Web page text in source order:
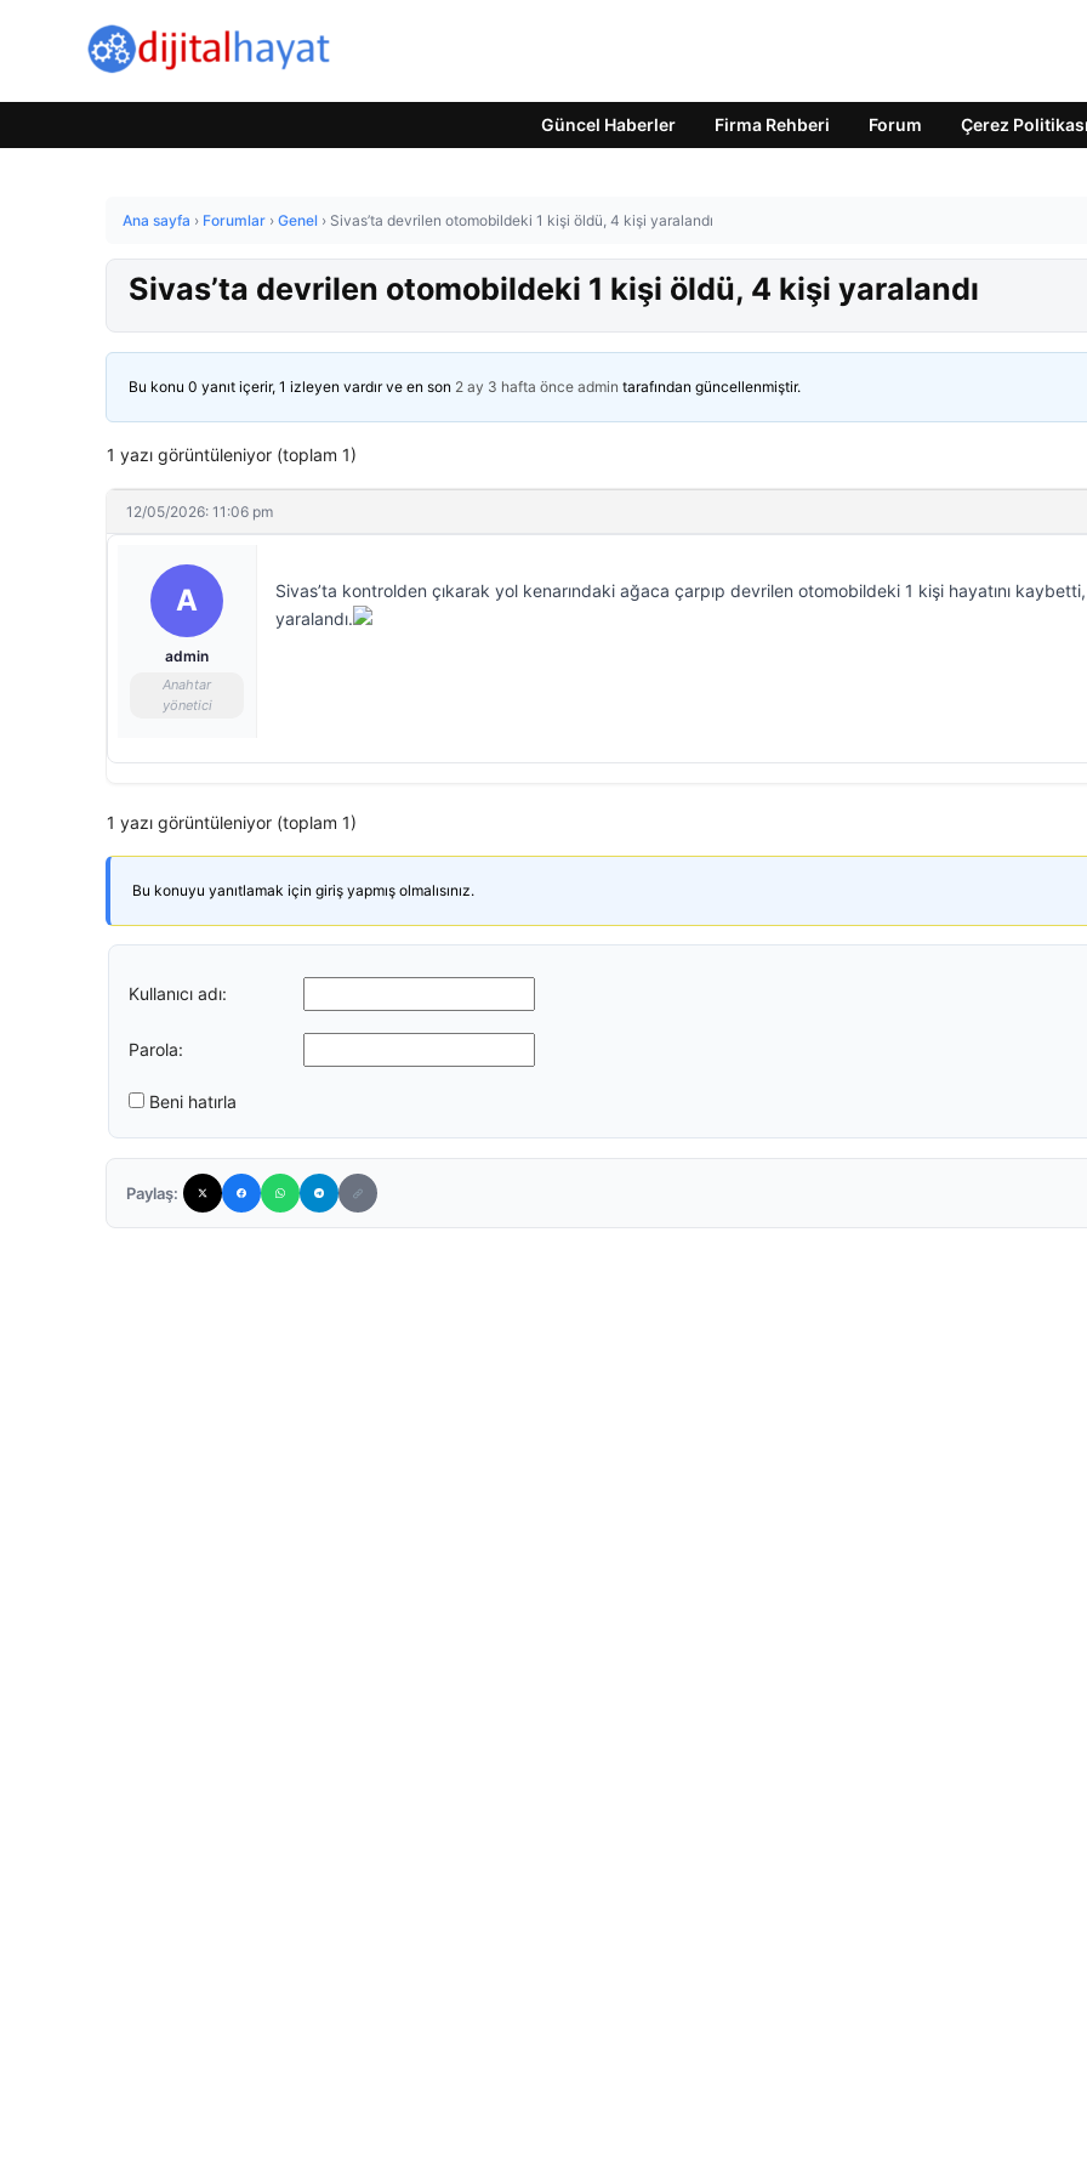
Güncel Haberler Firma Rehberi Forum Çerez Politikası
Ana sayfa › Forumlar › Genel › Sivas’ta devrilen otomobildeki 1 kişi öldü, 4 kişi yaralandı
Sivas’ta devrilen otomobildeki 1 kişi öldü, 4 kişi yaralandı
Bu konu 0 yanıt içerir, 1 izleyen vardır ve en son 2 ay 3 hafta önce admin tarafından güncellenmiştir.
1 yazı görüntüleniyor (toplam 1)
12/05/2026: 11:06 pm
A
admin
Anahtar
yönetici
Sivas’ta kontrolden çıkarak yol kenarındaki ağaca çarpıp devrilen otomobildeki 1 kişi hayatını
yaralandı.
1 yazı görüntüleniyor (toplam 1)
Bu konuyu yanıtlamak için giriş yapmış olmalısınız.
Kullanıcı adı:
Parola:
Beni hatırla
Paylaş: